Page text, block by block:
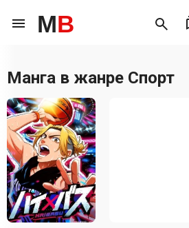
MB
Манга в жанре Спорт